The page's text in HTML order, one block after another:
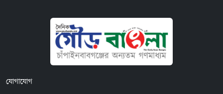
যোগাযোগ